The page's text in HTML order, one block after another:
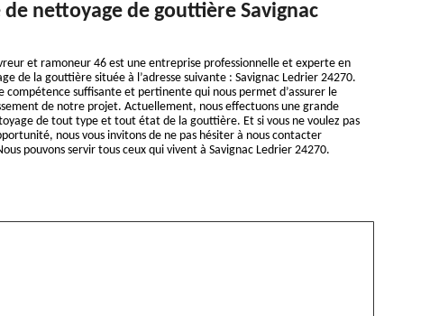
nettoyage de gouttière Savignac
et ramoneur 46 est une entreprise professionnelle et experte en
de la gouttière située à l’adresse suivante : Savignac Ledrier 24270.
compétence suffisante et pertinente qui nous permet d’assurer le
de notre projet. Actuellement, nous effectuons une grande
de tout type et tout état de la gouttière. Et si vous ne voulez pas
nous vous invitons de ne pas hésiter à nous contacter
pouvons servir tous ceux qui vivent à Savignac Ledrier 24270.